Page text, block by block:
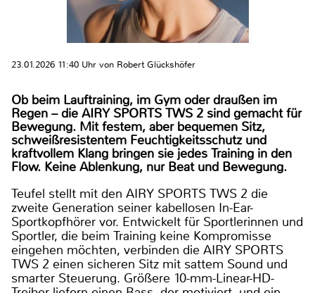
23.01.2026 11:40 Uhr von Robert Glückshöfer
Ob beim Lauftraining, im Gym oder draußen im
Regen – die AIRY SPORTS TWS 2 sind gemacht für
Bewegung. Mit festem, aber bequemen Sitz,
schweißresistentem Feuchtigkeitsschutz und
kraftvollem Klang bringen sie jedes Training in den
Flow. Keine Ablenkung, nur Beat und Bewegung.
Teufel stellt mit den AIRY SPORTS TWS 2 die
zweite Generation seiner kabellosen In-Ear-
Sportkopfhörer vor. Entwickelt für Sportlerinnen und
Sportler, die beim Training keine Kompromisse
eingehen möchten, verbinden die AIRY SPORTS
TWS 2 einen sicheren Sitz mit sattem Sound und
smarter Steuerung. Größere 10-mm-Linear-HD-